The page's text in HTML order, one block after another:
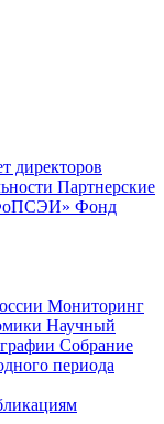
директоров
Партнерские
Фонд
Мониторинг
Научный
Собрание
периода